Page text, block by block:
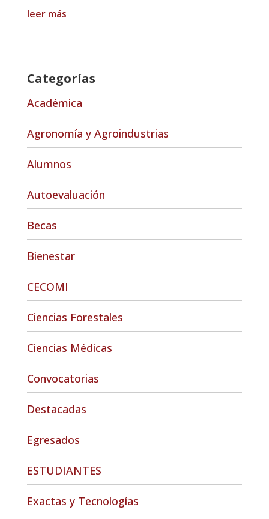
leer más
Categorías
Académica
Agronomía y Agroindustrias
Alumnos
Autoevaluación
Becas
Bienestar
CECOMI
Ciencias Forestales
Ciencias Médicas
Convocatorias
Destacadas
Egresados
ESTUDIANTES
Exactas y Tecnologías